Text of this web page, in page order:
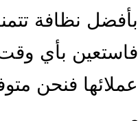
بأفضل نظافة
فاستعين بأي
عملائها فنحن